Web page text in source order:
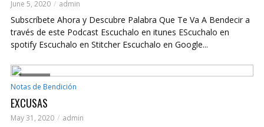
June 5, 2020 admin
Subscríbete Ahora y Descubre Palabra Que Te Va A Bendecir a
través de este Podcast Escuchalo en itunes EScuchalo en
spotify Escuchalo en Stitcher Escuchalo en Google...
Notas de Bendición
EXCUSAS
May 31, 2020 admin